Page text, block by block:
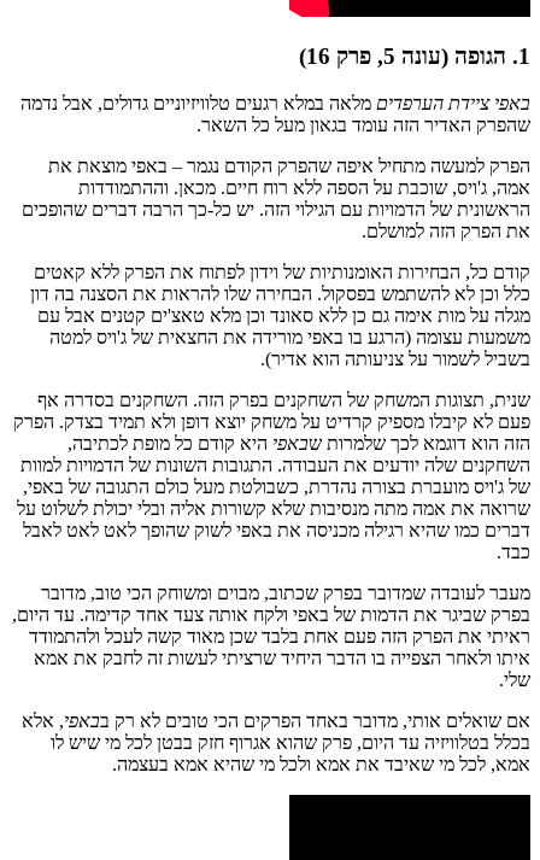
1. הגופה (עונה 5, פרק 16)
באפי ציידת הערפדים מלאה במלא רגעים טלוויזיוניים גדולים, אבל נדמה
שהפרק האדיר הזה עומד בגאון מעל כל השאר.
הפרק למעשה מתחיל איפה שהפרק הקודם נגמר – באפי מוצאת את
אמה, ג'ויס, שוכבת על הספה ללא רוח חיים. מכאן. וההתמודדות
הראשונית של הדמויות עם הגילוי הזה. יש כל-כך הרבה דברים שהופכים
את הפרק הזה למושלם.
קודם כל, הבחירות האומנותיות של וידון לפתוח את הפרק ללא קאטים
כלל וכן לא להשתמש בפסקול. הבחירה שלו להראות את הסצנה בה דון
מגלה על מות אימה גם כן ללא סאונד וכן מלא טאצ'ים קטנים אבל עם
משמעות עצומה (הרגע בו באפי מורידה את החצאית של ג'ויס למטה
בשביל לשמור על צניעותה הוא אדיר).
שנית, תצוגות המשחק של השחקנים בפרק הזה. השחקנים בסדרה אף
פעם לא קיבלו מספיק קרדיט על משחק יוצא דופן ולא תמיד בצדק. הפרק
הזה הוא דוגמא לכך שלמרות שבאפי היא קודם כל מופת לכתיבה,
השחקנים שלה יודעים את העבודה. התגובות השונות של הדמויות למוות
של ג'ויס מועברת בצורה נהדרת, כשבולטת מעל כולם התגובה של באפי,
שרואה את אמה מתה מנסיבות שלא קשורות אליה ובלי יכולת לשלוט על
דברים כמו שהיא רגילה מכניסה את באפי לשוק שהופך לאט לאט לאבל
כבד.
מעבר לעובדה שמדובר בפרק שכתוב, מבוים ומשוחק הכי טוב, מדובר
בפרק שביגר את הדמות של באפי ולקח אותה צעד אחד קדימה. עד היום,
ראיתי את הפרק הזה פעם אחת בלבד שכן מאוד קשה לעכל ולהתמודד
איתו ולאחר הצפייה בו הדבר היחיד שרציתי לעשות זה לחבק את אמא
שלי.
אם שואלים אותי, מדובר באחד הפרקים הכי טובים לא רק בבאפי, אלא
בכלל בטלוויזיה עד היום, פרק שהוא אגרוף חזק בבטן לכל מי שיש לו
אמא, לכל מי שאיבד את אמא ולכל מי שהיא אמא בעצמה.